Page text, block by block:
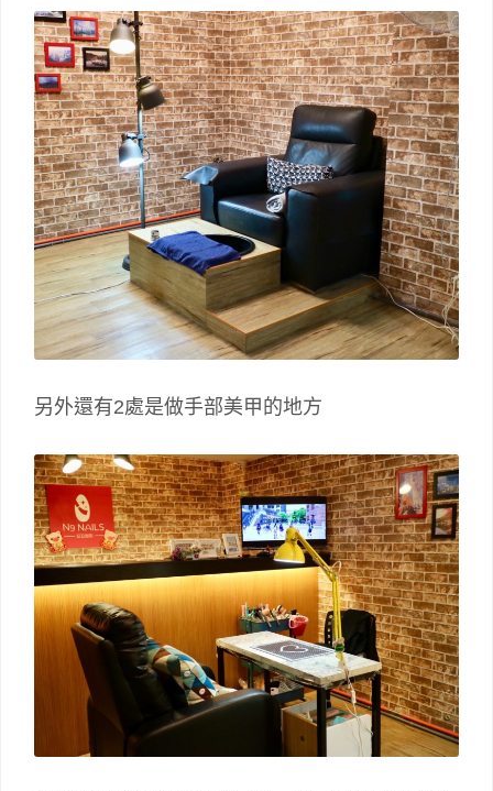
另外還有2處是做手部美甲的地方